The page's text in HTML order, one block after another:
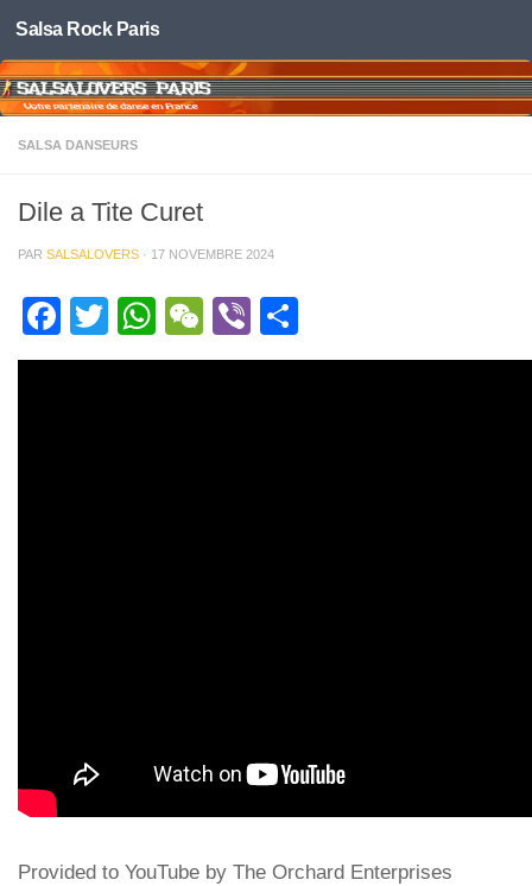
Skip to content
Salsa Rock Paris
SALSA DANSEURS
Dile a Tite Curet
PAR SALSALOVERS · 17 NOVEMBRE 2024
Facebook
TwitterWhatsApp
WeChat
Viber
Provided to YouTube by The Orchard Enterprises